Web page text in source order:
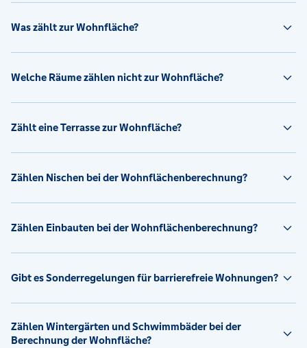
Was zählt zur Wohnfläche?
Welche Räume zählen nicht zur Wohnfläche?
Zählt eine Terrasse zur Wohnfläche?
Zählen Nischen bei der Wohnflächenberechnung?
Zählen Einbauten bei der Wohnflächenberechnung?
Gibt es Sonderregelungen für barrierefreie Wohnungen?
Zählen Wintergärten und Schwimmbäder bei der
Berechnung der Wohnfläche?